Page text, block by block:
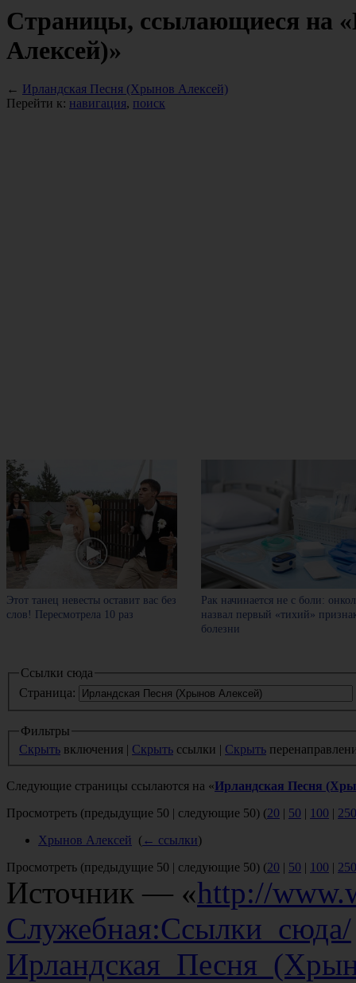
Страницы, ссылающиеся на
Алексей)»
← Ирландская Песня (Хрынов Алексей)
Перейти к: навигация, поиск
Этот танец невесты оставит вас без
слов! Пересмотрела 10 раз
Рак начинается не с боли:
назвал первый «тихий»
болезни
Ссылки сюда
Страница:
Фильтры
Скрыть включения | Скрыть ссылки | Скрыть
Следующие страницы ссылаются на «Ирландская Песня
Просмотреть (предыдущие 50 | следующие 50) (20 | 50 | 100 | 250
Хрынов Алексей (← ссылки)
Просмотреть (предыдущие 50 | следующие 50) (20 | 50 | 100 | 250
Источник — «http://
Служебная:Ссылки_сюда/